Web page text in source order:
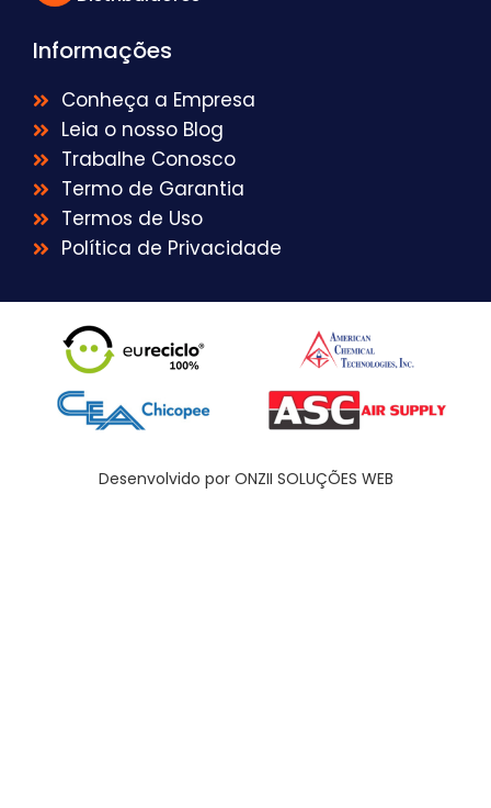
Informações
Conheça a Empresa
Leia o nosso Blog
Trabalhe Conosco
Termo de Garantia
Termos de Uso
Política de Privacidade
Desenvolvido por ONZII SOLUÇÕES WEB